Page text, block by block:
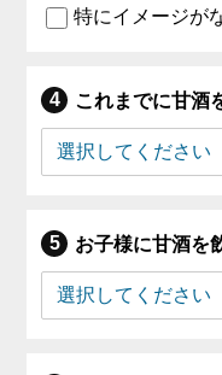
特にイメージが
これまでに甘酒
お子様に甘酒を